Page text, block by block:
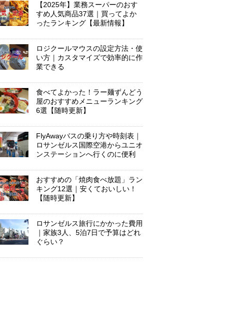
【2025年】業務スーパーのおす
すめ人気商品37選｜買ってよか
ったランキング【最新情報】
ロジクールマウスの設定方法・使
い方｜カスタマイズで効率的に作
業できる
食べてよかった！ラー麺ずんどう
屋のおすすめメニューランキング
6選【随時更新】
FlyAwayバスの乗り方や時刻表｜
ロサンゼルス国際空港からユニオ
ンステーションへ行くのに便利
おすすめの「焼肉食べ放題」ラン
キング12選｜安くておいしい！
【随時更新】
ロサンゼルス旅行にかかった費用
｜家族3人、5泊7日で予算はどれ
ぐらい？